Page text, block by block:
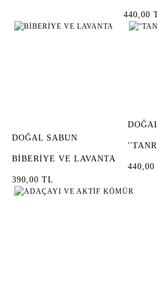
440,00
DOĞAL SABUN
BİBERİYE VE LAVANTA
390,00 TL
440,00